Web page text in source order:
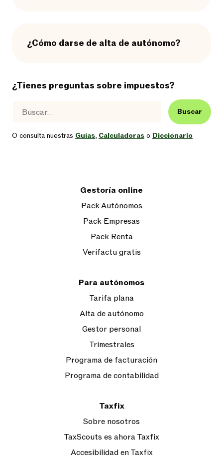
¿Cómo darse de alta de autónomo?
¿Tienes preguntas sobre impuestos?
Buscar
O consulta nuestras Guías, Calculadoras o Diccionario
Gestoría online
Pack Autónomos
Pack Empresas
Pack Renta
Verifactu gratis
Para autónomos
Tarifa plana
Alta de autónomo
Gestor personal
Trimestrales
Programa de facturación
Programa de contabilidad
Taxfix
Sobre nosotros
TaxScouts es ahora Taxfix
Accesibilidad en Taxfix